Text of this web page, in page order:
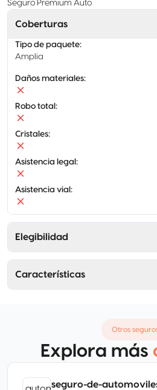
Seguro Premium Auto
Coberturas
Tipo de paquete:
Amplia
Daños materiales:
Robo total :
Cristales:
Asistencia legal :
Asistencia vial :
Elegibilidad
Características
Otros
Explora más
seguro-de-